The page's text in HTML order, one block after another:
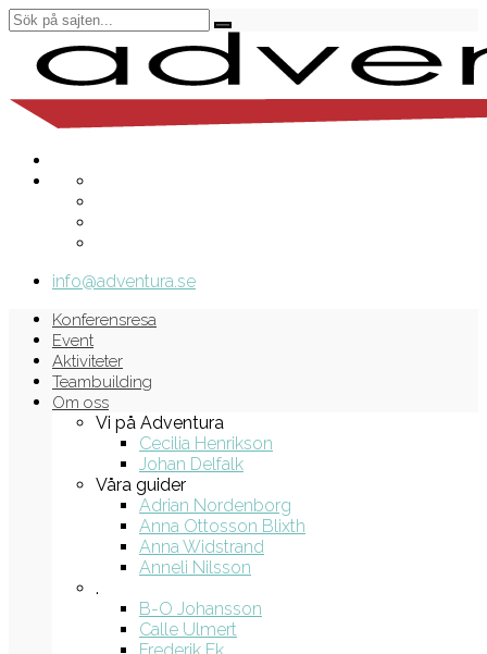
info@adventura.se
Konferensresa
Event
Aktiviteter
Teambuilding
Om oss
Vi på Adventura
Cecilia Henrikson
Johan Delfalk
Våra guider
Adrian Nordenborg
Anna Ottosson Blixth
Anna Widstrand
Anneli Nilsson
.
B-O Johansson
Calle Ulmert